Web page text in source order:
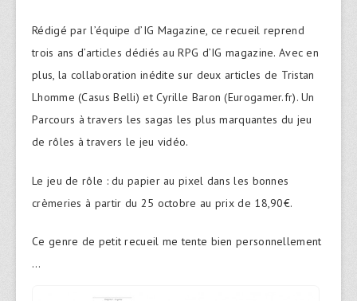
Rédigé par l’équipe d’IG Magazine, ce recueil reprend
trois ans d’articles dédiés au RPG d’IG magazine. Avec en
plus, la collaboration inédite sur deux articles de Tristan
Lhomme (Casus Belli) et Cyrille Baron (Eurogamer.fr). Un
Parcours à travers les sagas les plus marquantes du jeu
de rôles à travers le jeu vidéo.
Le jeu de rôle : du papier au pixel dans les bonnes
crèmeries à partir du 25 octobre au prix de 18,90€.
Ce genre de petit recueil me tente bien personnellement
…